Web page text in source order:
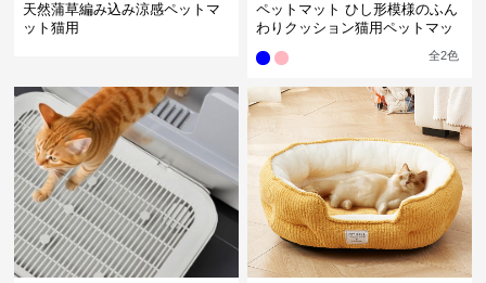
天然蒲草編み込み涼感ペットマ
ット猫用
ペットマット ひし形模様のふん
わりクッション猫用ペットマッ
全2色